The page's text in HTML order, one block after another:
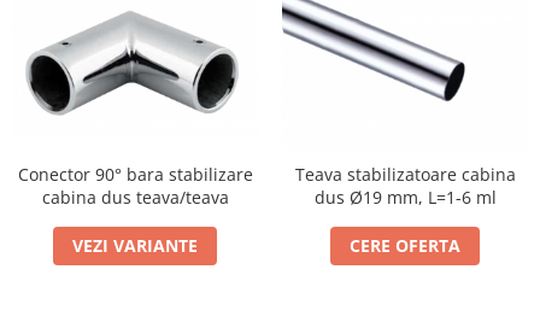
Conector 90° bara stabilizare
cabina dus teava/teava
VEZI VARIANTE
Teava stabilizatoare cabina
dus Ø19 mm, L=1-6 ml
CERE OFERTA